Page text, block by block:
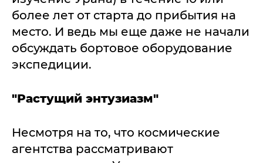
более лет от старта до прибытия на
место. И ведь мы еще даже не начали
обсуждать бортовое оборудование
экспедиции.
"Растущий энтузиазм"
Несмотря на то, что космические
агентства рассматривают